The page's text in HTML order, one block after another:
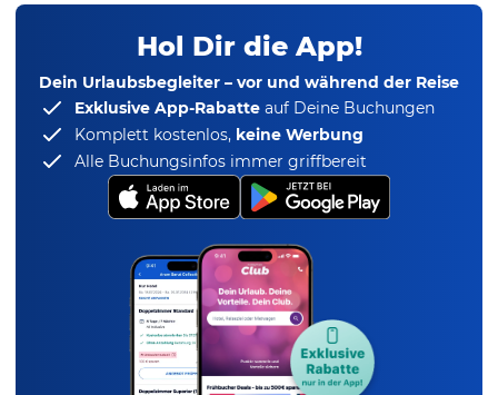
Hol Dir die App!
Dein Urlaubsbegleiter – vor und während der Reise
Exklusive App-Rabatte auf Deine Buchungen
Komplett kostenlos, keine Werbung
Alle Buchungsinfos immer griffbereit